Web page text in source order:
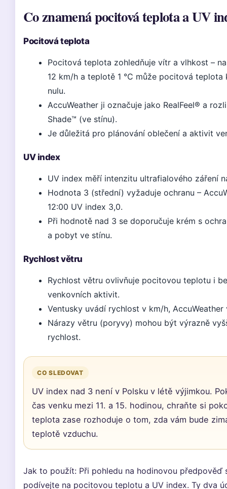
Co znamená pocitová teplota a UV
Pocitová teplota
Pocitová teplota zohledňuje vítr a vlhkost –
12 km/h a teplotě 1 °C může pocitová teplota
nulu.
AccuWeather ji označuje jako RealFeel® a
Shade™ (ve stínu).
Je důležitá pro plánování oblečení a aktivit
UV index
UV index měří intenzitu ultrafialového záření
Hodnota 3 (střední) vyžaduje ochranu –
12:00 UV index 3,0.
Při hodnotě nad 3 se doporučuje krém s
a pobyt ve stínu.
Rychlost větru
Rychlost větru ovlivňuje pocitovou teplotu i
venkovních aktivit.
Ventusky uvádí rychlost v km/h, AccuWeather
Nárazy větru (poryvy) mohou být výrazně
rychlost.
CO SLEDOVAT
UV index nad 3 není v Polsku v létě výjimkou.
čas venku mezi 11. a 15. hodinou, chraňte si
teplota zase rozhoduje o tom, zda vám bude
teplotě vzduchu.
Jak to použít: Při pohledu na hodinovou předpověď
podívejte na pocitovou teplotu a UV index. Ty dva